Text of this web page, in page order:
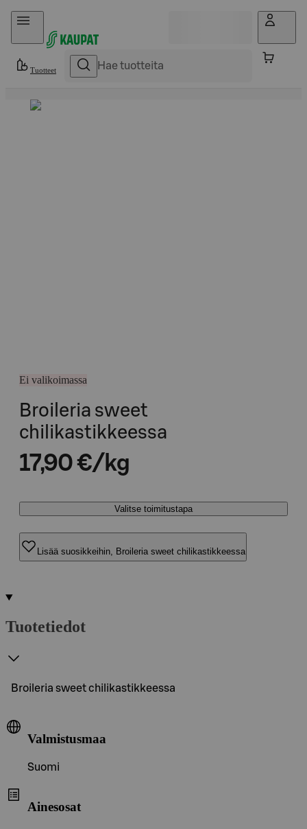
Hyppää sisältöön
Tuotteet
Ei valikoimassa
Broileria sweet
chilikastikkeessa
17,90 €/kg
Valitse toimitustapa
Lisää suosikkeihin, Broileria sweet chilikastikkeessa
Tuotetiedot
Broileria sweet chilikastikkeessa
Valmistusmaa
Suomi
Ainesosat